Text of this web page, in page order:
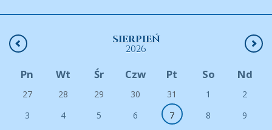
SIERPIEŃ
2026
Pn Wt Śr Czw Pt So Nd
27 28 29 30 31 1
2
3
4 5 6 7 8
9